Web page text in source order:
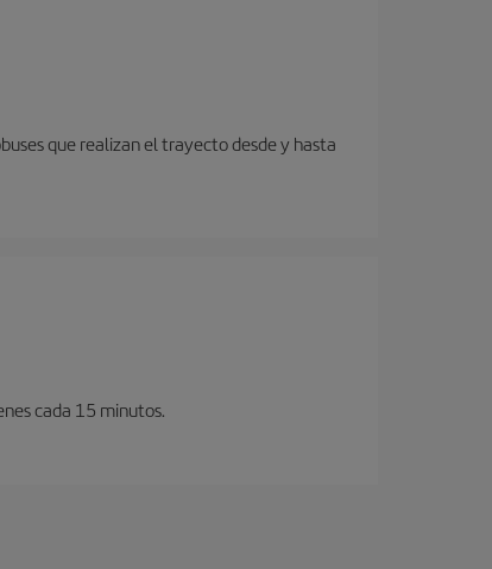
que realizan el trayecto desde y hasta
cada 15 minutos.